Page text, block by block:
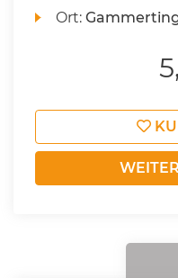
Ort: